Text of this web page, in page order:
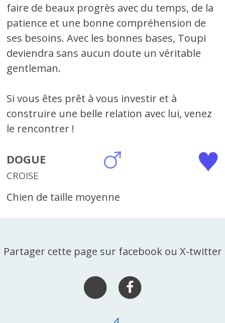
faire de beaux progrès avec du temps, de la
patience et une bonne compréhension de
ses besoins. Avec les bonnes bases, Toupi
deviendra sans aucun doute un véritable
gentleman.
Si vous êtes prêt à vous investir et à
construire une belle relation avec lui, venez
le rencontrer !
DOGUE
CROISE
Chien de taille moyenne
Partager cette page sur facebook ou X-twitter